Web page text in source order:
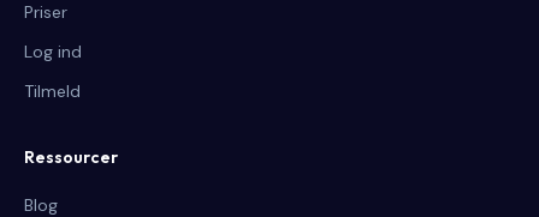
Priser
Log ind
Tilmeld
Ressourcer
Blog